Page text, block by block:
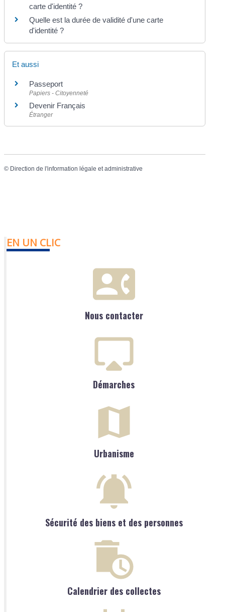
carte d'identité ?
Quelle est la durée de validité d'une carte
d'identité ?
Et aussi
Passeport
Papiers - Citoyenneté
Devenir Français
Étranger
© Direction de l'information légale et administrative
EN UN CLIC
Nous contacter
Démarches
Urbanisme
Sécurité des biens et des personnes
Calendrier des collectes